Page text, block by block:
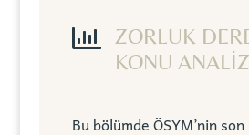

ZORLUK
KONU
Bu bölümde ÖSYM’nin son